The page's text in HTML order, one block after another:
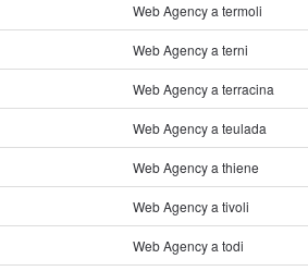
Web Agency a termoli
Web Agency a terni
Web Agency a terracina
Web Agency a teulada
Web Agency a thiene
Web Agency a tivoli
Web Agency a todi